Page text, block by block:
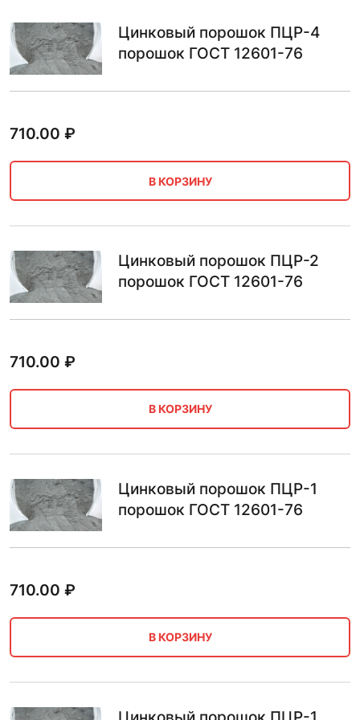
Цинковый порошок ПЦР-4
порошок ГОСТ 12601-76
710.00 ₽
В КОРЗИНУ
Цинковый порошок ПЦР-2
порошок ГОСТ 12601-76
710.00 ₽
В КОРЗИНУ
Цинковый порошок ПЦР-1
порошок ГОСТ 12601-76
710.00 ₽
В КОРЗИНУ